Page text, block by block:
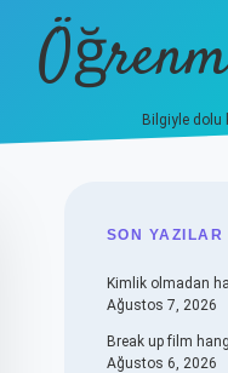
Bilgiyle dolu
SON YAZILAR
Kimlik olmadan
Ağustos 7, 2026
Break up film
Ağustos 6, 2026